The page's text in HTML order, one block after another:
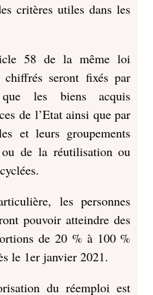
critères utiles dans les
58 de la même loi
seront fixés par
les biens acquis
de l’Etat ainsi que par
et leurs groupements
de la réutilisation ou
les personnes
pouvoir atteindre des
de 20 % à 100 %
le 1er janvier 2021.
du réemploi est